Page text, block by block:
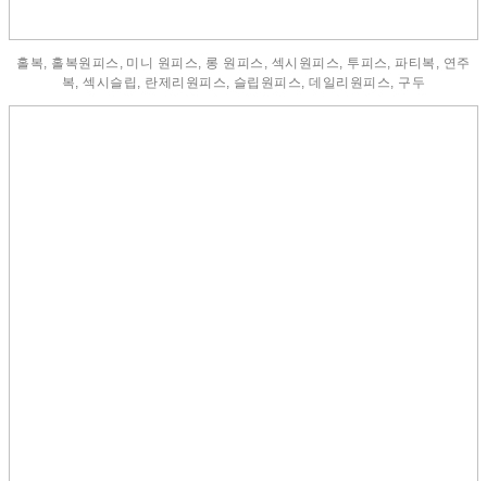
홀복, 홀복원피스, 미니 원피스, 롱 원피스, 섹시원피스, 투피스, 파티복, 연주
복, 섹시슬립, 란제리원피스, 슬립원피스, 데일리원피스, 구두